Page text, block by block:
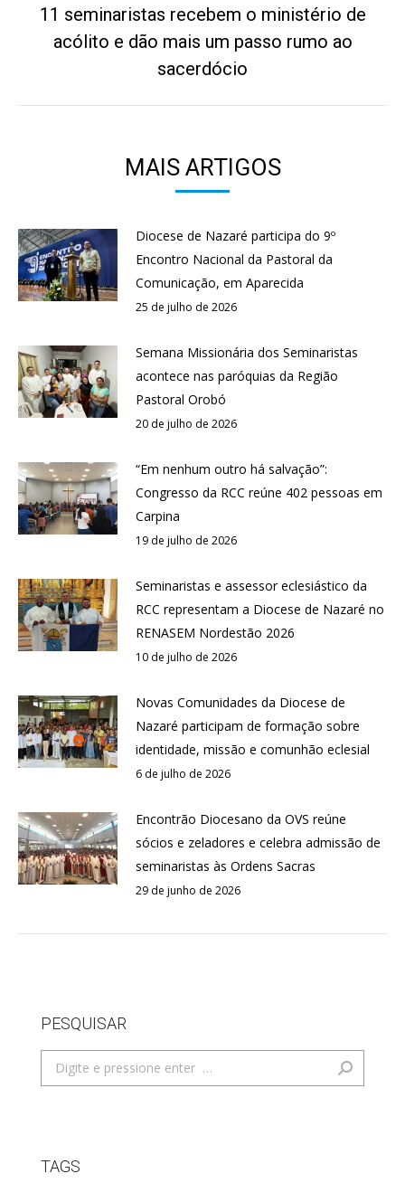
Próximo
post:
11 seminaristas recebem o ministério de
acólito e dão mais um passo rumo ao
sacerdócio
MAIS ARTIGOS
Diocese de Nazaré participa do 9º
Encontro Nacional da Pastoral da
Comunicação, em Aparecida
25 de julho de 2026
Semana Missionária dos Seminaristas
acontece nas paróquias da Região
Pastoral Orobó
20 de julho de 2026
“Em nenhum outro há salvação”:
Congresso da RCC reúne 402 pessoas em
Carpina
19 de julho de 2026
Seminaristas e assessor eclesiástico da
RCC representam a Diocese de Nazaré no
RENASEM Nordestão 2026
10 de julho de 2026
Novas Comunidades da Diocese de
Nazaré participam de formação sobre
identidade, missão e comunhão eclesial
6 de julho de 2026
Encontrão Diocesano da OVS reúne
sócios e zeladores e celebra admissão de
seminaristas às Ordens Sacras
29 de junho de 2026
PESQUISAR
Search:
TAGS